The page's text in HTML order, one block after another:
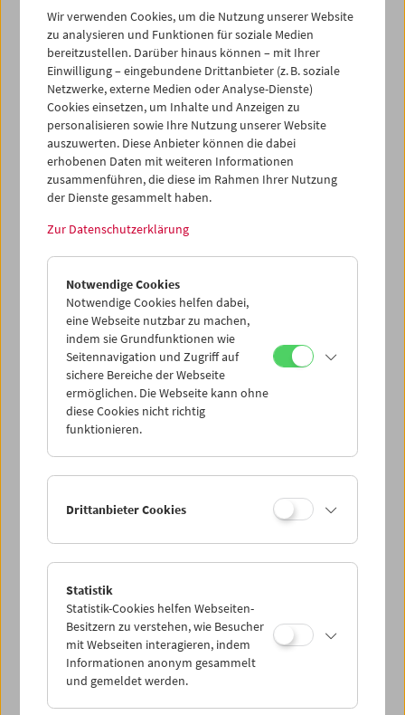
24
26 28
30
31
01 02 03 04 05
iCalender
Programmheft-PDF
English language or subtitles
< Vorherige Woche
Mo 10.10.
Di 11.10.
Mi 12.10.
Do 13.10.
Sa 15.10.
PROGRAMM ÜBERBLICK
Wir verwenden Cookies, um die Nutzung unserer Website
zu analysieren und Funktionen für soziale Medien
bereitzustellen. Darüber hinaus können – mit Ihrer
Einwilligung – eingebundene Drittanbieter (z. B. soziale
Netzwerke, externe Medien oder Analyse-Dienste)
Cookies einsetzen, um Inhalte und Anzeigen zu
personalisieren sowie Ihre Nutzung unserer Website
auszuwerten. Diese Anbieter können die dabei
erhobenen Daten mit weiteren Informationen
zusammenführen, die diese im Rahmen Ihrer Nutzung
der Dienste gesammelt haben.
Zur Datenschutzerklärung
Notwendige Cookies
Notwendige Cookies helfen dabei,
eine Webseite nutzbar zu machen,
indem sie Grundfunktionen wie
Seitennavigation und Zugriff auf
sichere Bereiche der Webseite
ermöglichen. Die Webseite kann ohne
diese Cookies nicht richtig
funktionieren.
Drittanbieter Cookies
Statistik
Statistik-Cookies helfen Webseiten-
Besitzern zu verstehen, wie Besucher
mit Webseiten interagieren, indem
Informationen anonym gesammelt
und gemeldet werden.